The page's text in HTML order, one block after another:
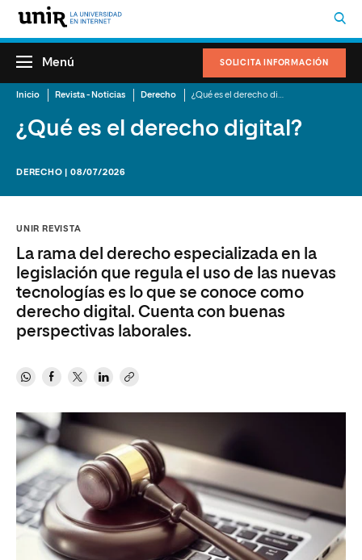
SOLICITA INFORMACIÓN
Menú
Inicio Revista - Noticias Derecho
¿Qué es el derecho digital?
DERECHO | 08/07/2026
UNIR REVISTA
La rama del derecho especializada en la
legislación que regula el uso de las nuevas
tecnologías es lo que se conoce como
derecho digital. Cuenta con buenas
perspectivas laborales.